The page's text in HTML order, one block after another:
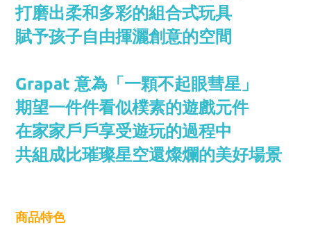
打磨出柔和多彩的組合式玩具
賦予孩子自由揮灑創意的空間
Grapat 意為「一顆不起眼彗星」
期望一件件看似樸素的遊戲元件
在家家戶戶享受遊玩的過程中
共組成比璀璨星空還燦爛的美好場景
商品特色